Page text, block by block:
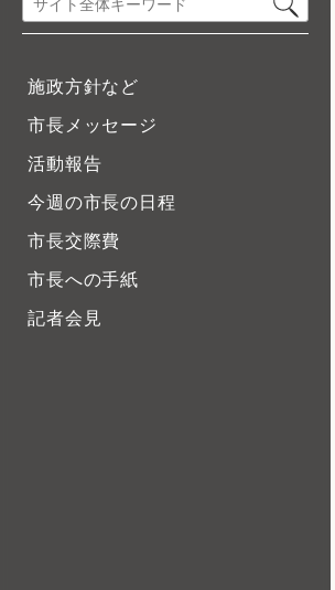
施政方針など
市長メッセージ
活動報告
今週の市長の日程
市長交際費
市長への手紙
記者会見